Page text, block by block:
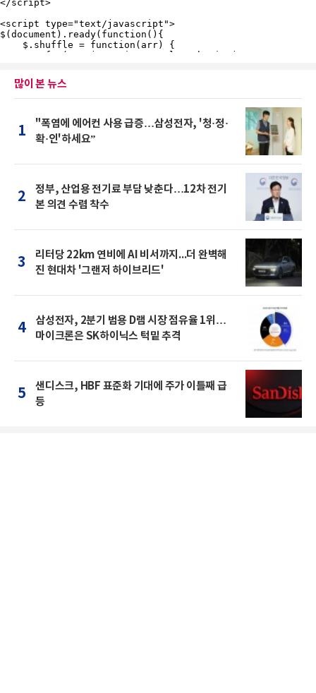
많이 본 뉴스
1
"폭염에 에어컨 사용 급증…삼성전자, '청·정·
확·인'하세요”
2
정부, 산업용 전기료 부담 낮춘다…12차 전기
본 의견 수렴 착수
3
리터당 22km 연비에 AI 비서까지...더 완벽해
진 현대차 '그랜저 하이브리드'
4
삼성전자, 2분기 범용 D램 시장 점유율 1위…
마이크론은 SK하이닉스 턱밑 추격
5
샌디스크, HBF 표준화 기대에 주가 이틀째 급
등